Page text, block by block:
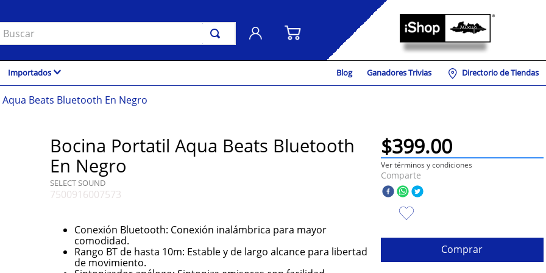
Importados Blog Ganadores Trivias Directorio de Tiendas
Beats Bluetooth En Negro
Bocina Portatil Aqua Beats Bluetooth
En Negro
SELECT SOUND
7500916007573
Conexión Bluetooth: Conexión inalámbrica para mayor
comodidad.
Rango BT de hasta 10m: Estable y de largo alcance para libertad
de movimiento.
$399.00
Ver términos y condiciones
Comparte
Comprar